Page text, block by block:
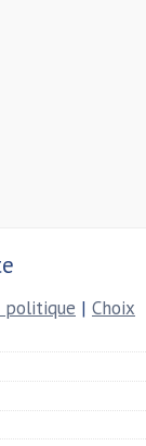
politique | Choix